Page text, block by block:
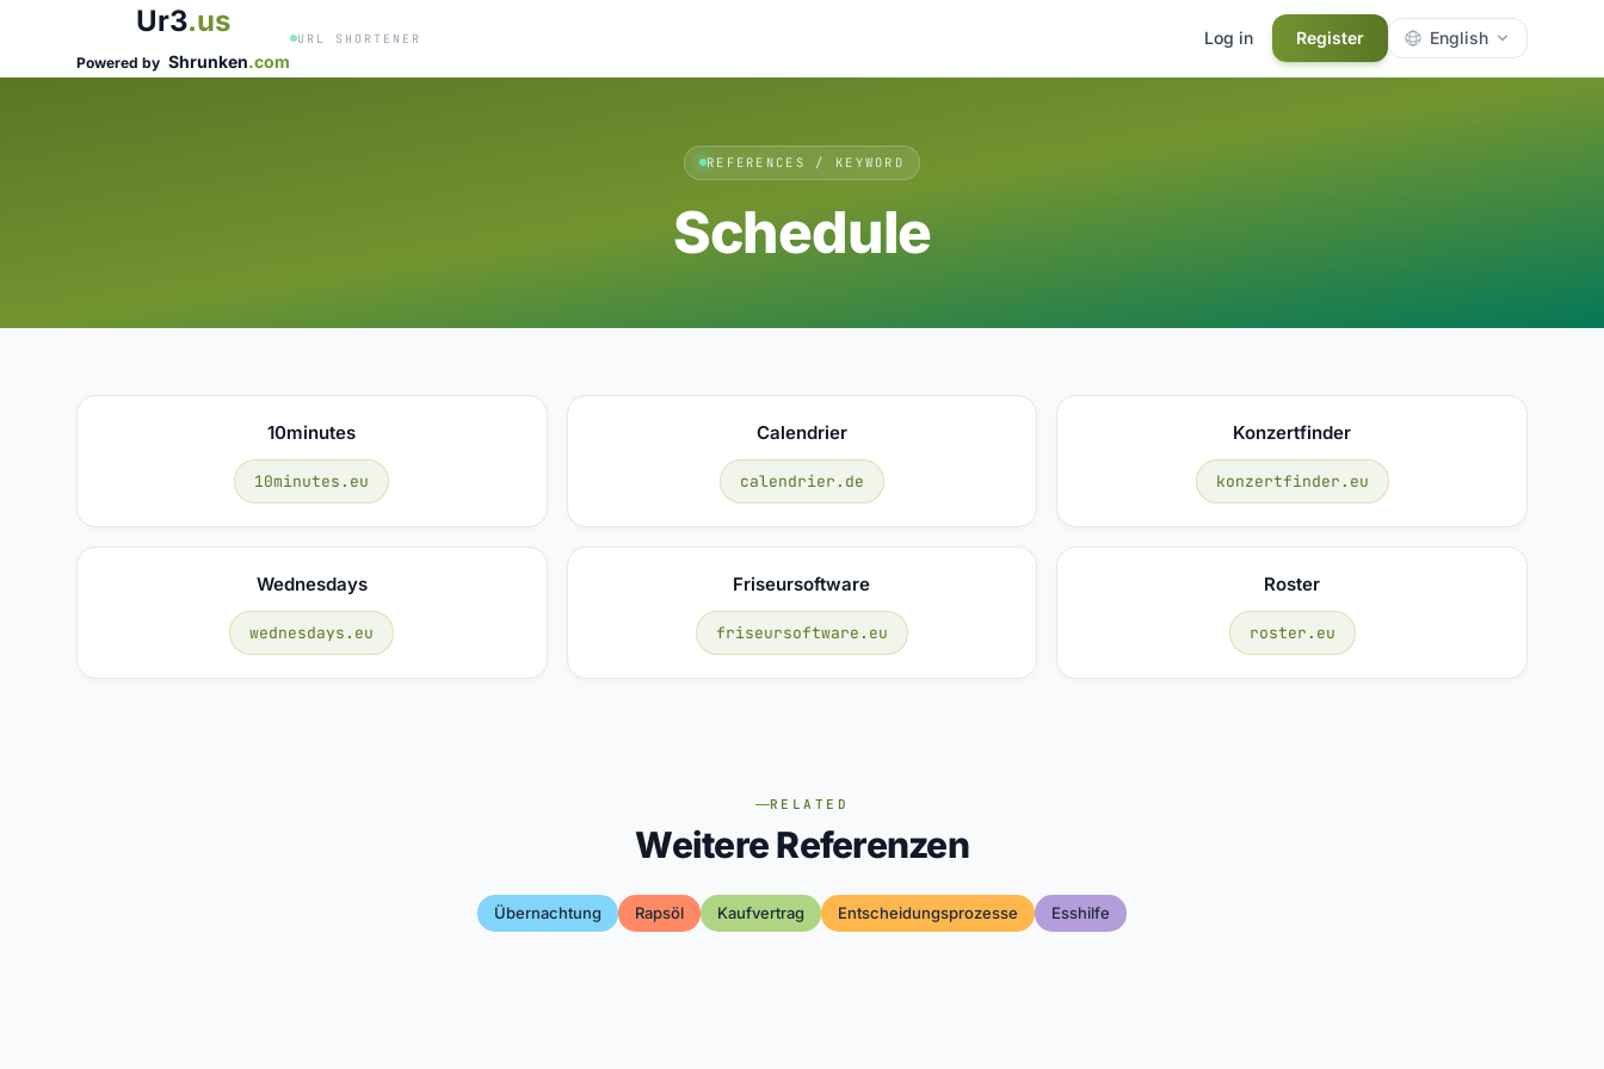
Ur3.us
Powered by Shrunken.com
URL SHORTENER Log in Register English
REFERENCES / KEYWORD
Schedule
10minutes
10minutes.eu
Calendrier
calendrier.de
Konzertfinder
konzertfinder.eu
Wednesdays
wednesdays.eu
Friseursoftware
friseursoftware.eu
Roster
roster.eu
RELATED
Weitere Referenzen
Übernachtung Rapsöl Kaufvertrag Entscheidungsprozesse Esshilfe